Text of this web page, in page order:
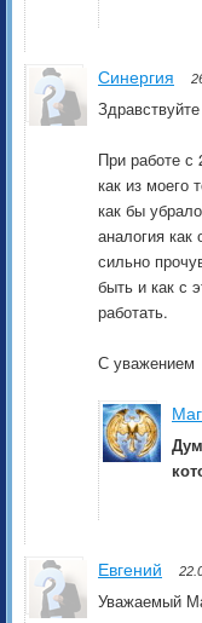
Синергия
При работе
как из моего
как бы
аналогия
сильно
быть и как с
работать.
С уважением
Евгений
Уважаемый